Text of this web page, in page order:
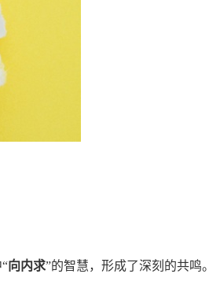
向内求”的智慧，形成了深刻的共鸣。